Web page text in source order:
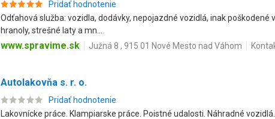
Pridať hodnotenie
Odťahová služba: vozidla, dodávky, nepojazdné vozidlá, inak poškodené
hranoly, strešné laty a mn...
www.spravime.sk Južná 8 , 915 01 Nové Mesto nad Váhom
Autolakovňa s. r. o.
Pridať hodnotenie
Lakovnícke práce. Klampiarske práce. Poistné udalosti. Náhradné